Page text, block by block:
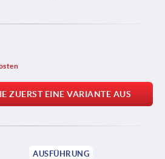
ZUERST EINE VARIANTE AUS
AUSFÜHRUNG